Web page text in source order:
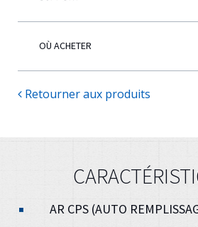
OÙ ACHETER
Retourner aux produits
AR CPS (AUTO